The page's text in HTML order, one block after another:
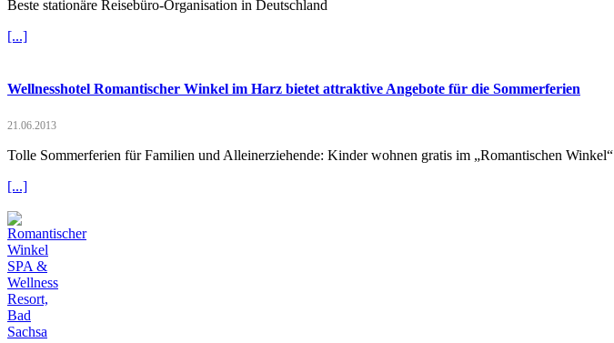
Beste stationäre Reisebüro-Organisation in Deutschland
[...]
Wellnesshotel Romantischer Winkel im Harz bietet attraktive Angebote für die Sommerferien
21.06.2013
Tolle Sommerferien für Familien und Alleinerziehende: Kinder wohnen gratis im „Romantischen Winkel“
[...]